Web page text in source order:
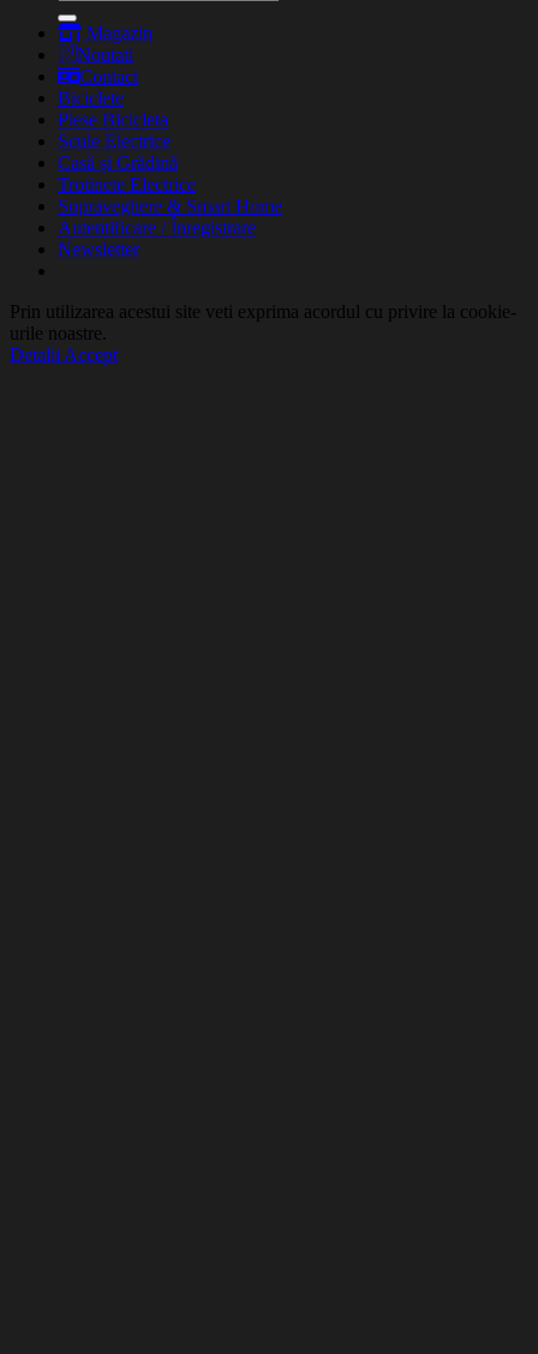
după:
Magazin
Noutati
Contact
Biciclete
Piese Bicicleta
Scule Electrice
Casă și Grădină
Trotinete Electrice
Supraveghere & Smart Home
Autentificare / Înregistrare
Newsletter
Prin utilizarea acestui site veti exprima acordul cu privire la cookie-
urile noastre.
Detalii Accept